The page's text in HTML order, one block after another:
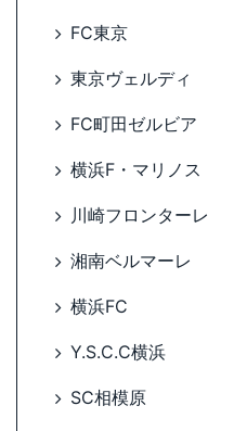
FC東京
東京ヴェルディ
FC町田ゼルビア
横浜F・マリノス
川崎フロンターレ
湘南ベルマーレ
横浜FC
Y.S.C.C横浜
SC相模原